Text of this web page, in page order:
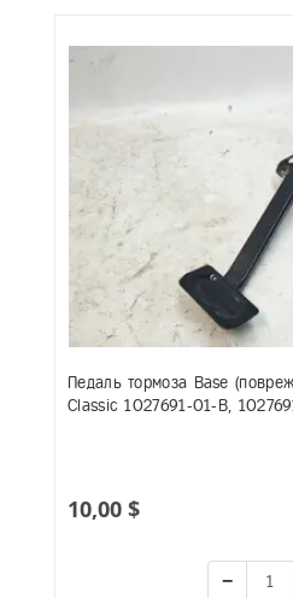
Педаль тормоза Base
Classic 1027691-01-B,
10,00 $
−